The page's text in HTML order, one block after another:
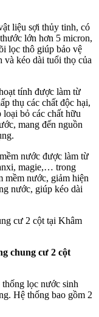
liệu sợi thủy tinh, có
lớn hơn 5 micron,
lọc thô giúp bảo vệ
và kéo dài tuổi thọ của
tính được làm từ
thụ các chất độc hại,
bỏ các chất hữu
mang đến nguồn
nước được làm từ
magie,… trong
mềm nước, giảm hiện
nước, giúp kéo dài
cư 2 cột tại Khâm
chung cư 2 cột
lọc nước sinh
Hệ thống bao gồm 2